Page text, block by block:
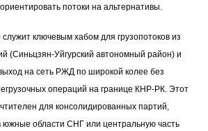
потоки на альтернативы.
ключевым хабом для грузопотоков из
(Синьцзян-Уйгурский автономный район) и
на сеть РЖД по широкой колее без
операций на границе КНР-РК. Этот
для консолидированных партий,
области СНГ или центральную часть